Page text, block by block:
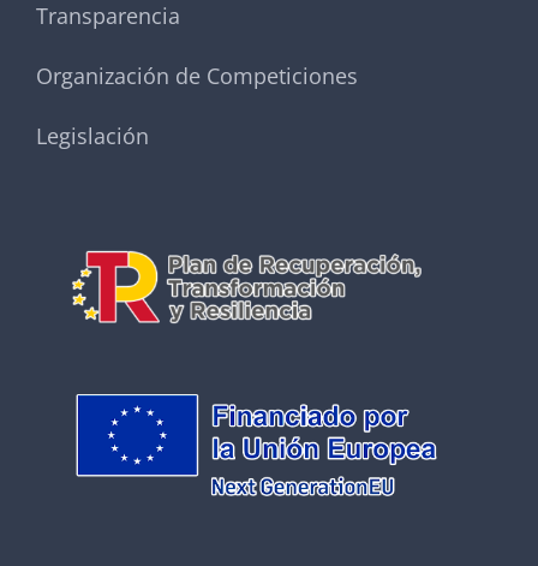
Transparencia
Organización de Competiciones
Legislación